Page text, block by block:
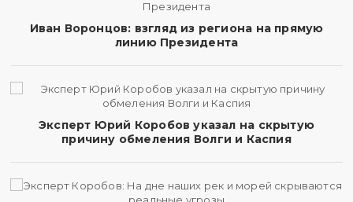
Иван Воронцов: взгляд из региона на прямую
линию Президента
Эксперт Юрий Коробов указал на скрытую
причину обмеления Волги и Каспия